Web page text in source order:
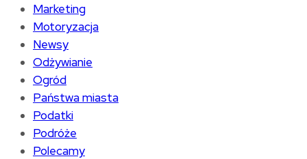
Marketing
Motoryzacja
Newsy
Odżywianie
Ogród
Państwa miasta
Podatki
Podróże
Polecamy